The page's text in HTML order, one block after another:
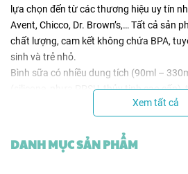
lựa chọn đến từ các thương hiệu uy tín
Avent, Chicco, Dr. Brown’s,… Tất cả sản
chất lượng, cam kết không chứa BPA,
sinh và trẻ nhỏ.
Bình sữa có nhiều dung tích (90ml –
(silicone, nhựa PPSU, thủy tinh cao cấp),
mô phỏng ti mẹ giúp
Sản phẩm tương thích tốt với các dòng
sinh, lắp ráp. Yokids Plaza cam kết mang
Xem tất cả
DANH MỤC SẢN PHẨM